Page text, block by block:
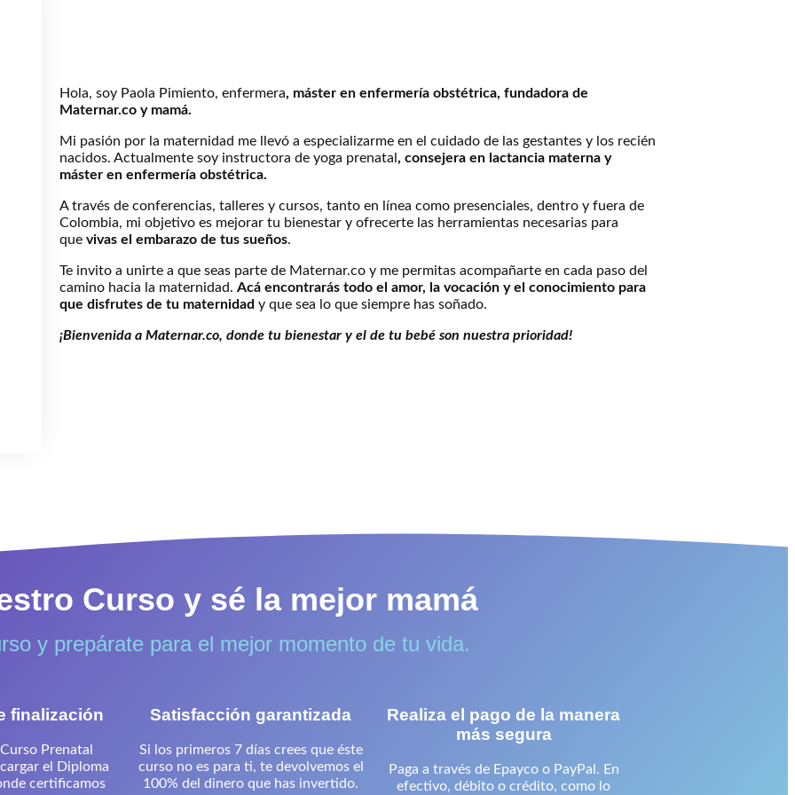
Hola, soy Paola Pimiento, enfermera, máster en enfermería obstétrica, fundadora de
Maternar.co y mamá.
Mi pasión por la maternidad me llevó a especializarme en el cuidado de las gestantes y los recién
nacidos. Actualmente soy instructora de yoga prenatal , consejera en lactancia materna y
máster en enfermería obstétrica.
A través de conferencias, talleres y cursos, tanto en línea como presenciales, dentro y fuera de
Colombia, mi objetivo es mejorar tu bienestar y ofrecerte las herramientas necesarias para
que vivas el embarazo de tus sueños.
Te invito a unirte a que seas parte de Maternar.co y me permitas acompañarte en cada paso del
camino hacia la maternidad. Acá encontrarás todo el amor, la vocación y el conocimiento para
que disfrutes de tu maternidad y que sea lo que siempre has soñado.
¡Bienvenida a Maternar.co, donde tu bienestar y el de tu bebé son nuestra prioridad!
Curso y sé la mejor mamá
y prepárate para el mejor momento de tu vida.
finalización
Prenatal
el Diploma
certificamos
Satisfacción garantizada
Si los primeros 7 días crees que éste
curso no es para ti, te devolvemos el
100% del dinero que has invertido.
Realiza el pago de la manera
más segura
Paga a través de Epayco o PayPal. En
efectivo, débito o crédito, como lo